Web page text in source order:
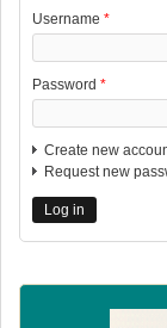
Username *
Password *
Create new
Request new